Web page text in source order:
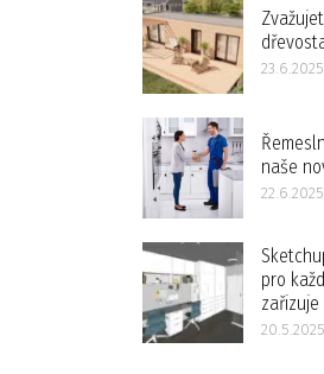
23.6.2025
naše
22.6.2025
pro
20.5.2025